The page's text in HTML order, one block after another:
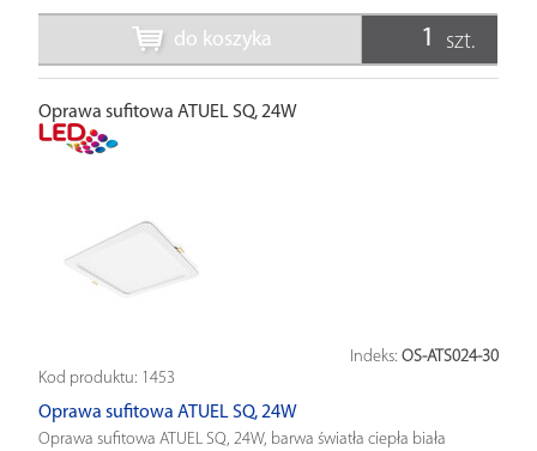
do koszyka szt.
Oprawa sufitowa ATUEL SQ, 24W
Indeks: OS-ATS024-30
Kod produktu: 1453
Oprawa sufitowa ATUEL SQ, 24W
Oprawa sufitowa ATUEL SQ, 24W, barwa światła ciepła biała